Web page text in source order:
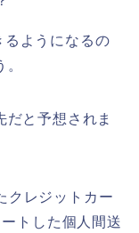
ようになるの
と予想されま
クレジットカー
トした個人間送